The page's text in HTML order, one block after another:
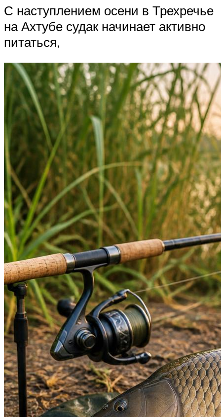
С наступлением осени в Трехречье
на Ахтубе судак начинает активно
питаться,